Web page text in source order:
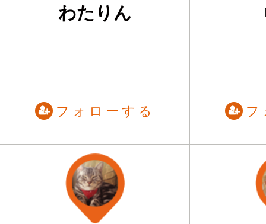
わたりん
フォローする